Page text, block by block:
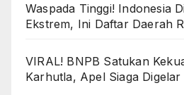
Waspada Tinggi! Indonesia
Ekstrem, Ini Daftar Daerah
VIRAL! BNPB Satukan
Karhutla, Apel Siaga